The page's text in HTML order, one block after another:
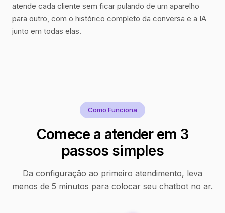
atende cada cliente sem ficar pulando de um aparelho
para outro, com o histórico completo da conversa e a IA
junto em todas elas.
Como Funciona
Comece a atender em 3
passos simples
Da configuração ao primeiro atendimento, leva
menos de 5 minutos para colocar seu chatbot no ar.